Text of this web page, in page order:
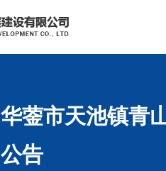
华蓥市天池镇青
公告